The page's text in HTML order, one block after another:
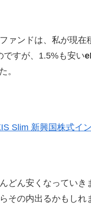
ァンドは、私が現在
ですが、1.5%も安い
。
Slim 新興国株式イ
どん安くなってい
その内出るかもしれ